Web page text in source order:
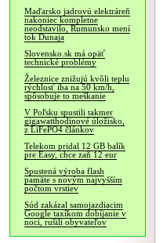
Maďarsko jadrovú elektráreň
nakoniec kompletne
neodstavilo, Rumunsko mení
tok Dunaja
Slovensko.sk má opäť
technické problémy
Železnice znižujú kvôli teplu
rýchlosť iba na 50 km/h,
spôsobuje to meškanie
V Poľsku spustili takmer
gigawatthodinové úložisko,
z LiFePO4 článkov
Telekom pridal 12 GB balík
pre Easy, chce zaň 12 eur
Spustená výroba flash
pamäte s novým najvyšším
počtom vrstiev
Súd zakázal samojazdiacim
Google taxíkom dobíjanie v
noci, rušili obyvateľov